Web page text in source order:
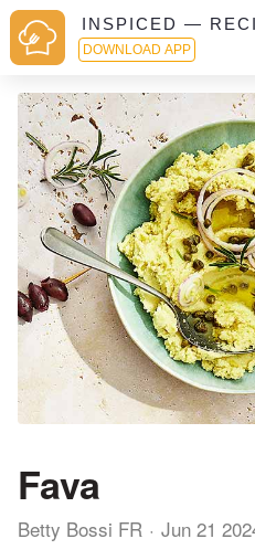
INSPICED —
DOWNLOAD APP
Fava
Betty Bossi FR Jun 21